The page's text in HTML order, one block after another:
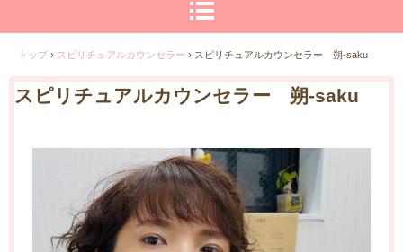
トップ › スピリチュアルカウンセラー › スピリチュアルカウンセラー 朔-saku
スピリチュアルカウンセラー 朔-saku